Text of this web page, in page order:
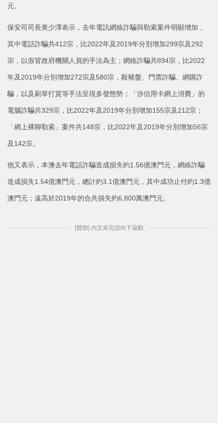
元。
保安司司長黃少澤表示，去年電訊網絡詐騙與勒索案件明顯增加，
其中電話詐騙共412宗，比2022年及2019年分別增加299宗及292
宗，以假冒政府機關人員的手法為主；網絡詐騙共894宗，比2022
年及2019年分別增加272宗及580宗，殺豬盤、門票詐騙、網購詐
騙，以及刷單打賞等手法呈現多發態勢；「涉信用卡網上消費」的
電腦詐騙共329宗，比2022年及2019年分別增加155宗及212宗；
「網上裸聊勒索」案件共148宗，比2022年及2019年分別增加56宗
及142宗。
他又表示，本澳去年電話詐騙造成損失約1.56億澳門元，網絡詐騙
造成損失1.54億澳門元，總計約3.1億澳門元，其中成功止付約1.3億
澳門元；遠高於2019年的合共損失約6,800萬澳門元。
[贊助] 內文未完請向下滾動